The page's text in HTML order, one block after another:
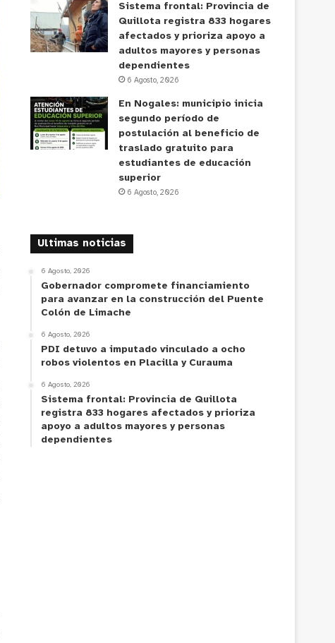
Sistema frontal: Provincia de
Quillota registra 833 hogares
afectados y prioriza apoyo a
adultos mayores y personas
dependientes
6 Agosto, 2026
En Nogales: municipio inicia
segundo período de
postulación al beneficio de
traslado gratuito para
estudiantes de educación
superior
6 Agosto, 2026
Ultimas noticias
6 Agosto, 2026
Gobernador compromete financiamiento
para avanzar en la construcción del Puente
Colón de Limache
6 Agosto, 2026
PDI detuvo a imputado vinculado a ocho
robos violentos en Placilla y Curauma
6 Agosto, 2026
Sistema frontal: Provincia de Quillota
registra 833 hogares afectados y prioriza
apoyo a adultos mayores y personas
dependientes